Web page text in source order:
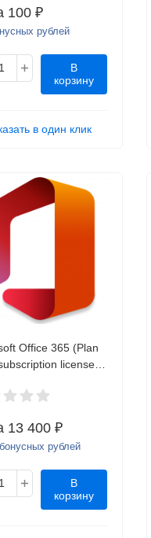
100 ₽
рублей
В
корзину
в один клик
Office 365 (Plan
license
OVL ESD (ключ)
13 400 ₽
рублей
В
корзину